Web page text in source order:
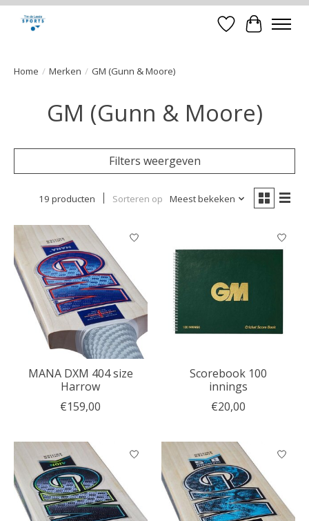
Verlanglijst
Home / Merken / GM (Gunn & Moore)
GM (Gunn & Moore)
Filters weergeven
19 producten Sorteren op Meest bekeken
MANA DXM 404 size
Harrow
€159,00
Scorebook 100
innings
€20,00